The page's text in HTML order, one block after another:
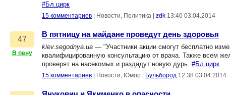
#Бл.цирк
15 комментариев Новости, Политика zdk 13:40 03.04.2014
47
В пену
В пятницу на майдане проведут день здоровья
kiev.segodnya.ua — "Участники акции смогут бесплатно
квалифицированную консультацию от врача. Также всем
проверят на насекомых и раздадут новую дурь. #Бл.цирк
15 комментариев Новости, Юмор Бульбород 12:38 03.04.2014